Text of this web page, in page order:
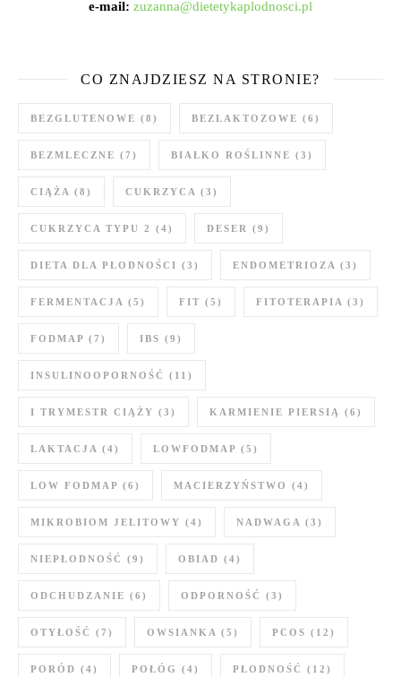
e-mail: zuzanna@dietetykaplodnosci.pl
CO ZNAJDZIESZ NA STRONIE?
BEZGLUTENOWE (8) BEZLAKTOZOWE (6)
BEZMLECZNE (7) BIAŁKO ROŚLINNE (3)
CIĄŻA (8) CUKRZYCA (3)
CUKRZYCA TYPU 2 (4) DESER (9)
DIETA DLA PŁODNOŚCI (3) ENDOMETRIOZA (3)
FERMENTACJA (5) FIT (5) FITOTERAPIA (3)
FODMAP (7) IBS (9)
INSULINOOPORNOŚĆ (11)
I TRYMESTR CIĄŻY (3) KARMIENIE PIERSIĄ (6)
LAKTACJA (4) LOWFODMAP (5)
LOW FODMAP (6) MACIERZYŃSTWO (4)
MIKROBIOM JELITOWY (4) NADWAGA (3)
NIEPŁODNOŚĆ (9) OBIAD (4)
ODCHUDZANIE (6) ODPORNOŚĆ (3)
OTYŁOŚĆ (7) OWSIANKA (5) PCOS (12)
PORÓD (4) POŁÓG (4) PŁODNOŚĆ (12)